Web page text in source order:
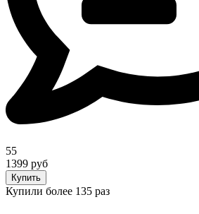
55
1399 руб
Купить
Купили более 135 раз